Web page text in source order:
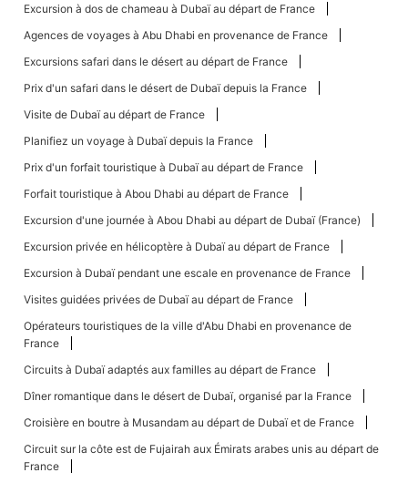
Excursion à dos de chameau à Dubaï au départ de France
Agences de voyages à Abu Dhabi en provenance de France
Excursions safari dans le désert au départ de France
Prix ​​d'un safari dans le désert de Dubaï depuis la France
Visite de Dubaï au départ de France
Planifiez un voyage à Dubaï depuis la France
Prix ​​d'un forfait touristique à Dubaï au départ de France
Forfait touristique à Abou Dhabi au départ de France
Excursion d'une journée à Abou Dhabi au départ de Dubaï (France)
Excursion privée en hélicoptère à Dubaï au départ de France
Excursion à Dubaï pendant une escale en provenance de France
Visites guidées privées de Dubaï au départ de France
Opérateurs touristiques de la ville d'Abu Dhabi en provenance de
France
Circuits à Dubaï adaptés aux familles au départ de France
Dîner romantique dans le désert de Dubaï, organisé par la France
Croisière en boutre à Musandam au départ de Dubaï et de France
Circuit sur la côte est de Fujairah aux Émirats arabes unis au départ de
France